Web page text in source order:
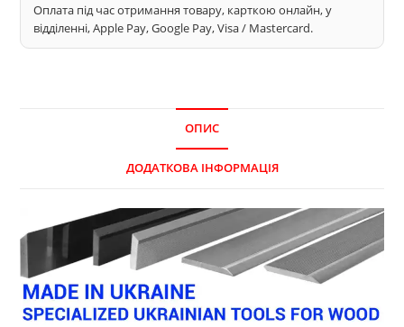
Оплата під час отримання товару, карткою онлайн, у
відділенні, Apple Pay, Google Pay, Visa / Mastercard.
ОПИС
ДОДАТКОВА ІНФОРМАЦІЯ